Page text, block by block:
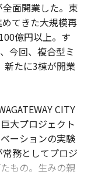
全面開業した。東
てきた大規模再
億円以上。す
今回、複合型ミ
新たに3棟が開業
CITY
大プロジェクト
ーションの実験
務としてプロジ
もの。生みの親